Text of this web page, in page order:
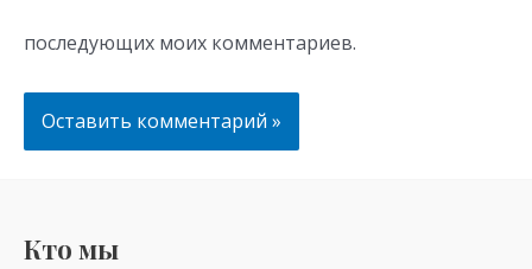
последующих моих комментариев.
Кто мы